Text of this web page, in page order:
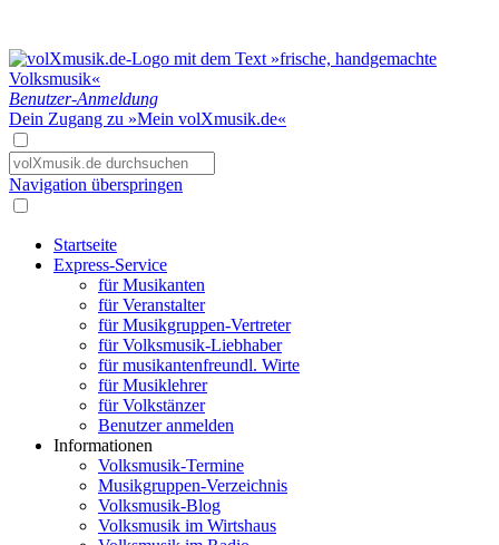
Benutzer-Anmeldung
Dein Zugang zu »Mein volXmusik.de«
Navigation überspringen
Startseite
Express-Service
für Musikanten
für Veranstalter
für Musikgruppen-Vertreter
für Volksmusik-Liebhaber
für musikantenfreundl. Wirte
für Musiklehrer
für Volkstänzer
Benutzer anmelden
Informationen
Volksmusik-Termine
Musikgruppen-Verzeichnis
Volksmusik-Blog
Volksmusik im Wirtshaus